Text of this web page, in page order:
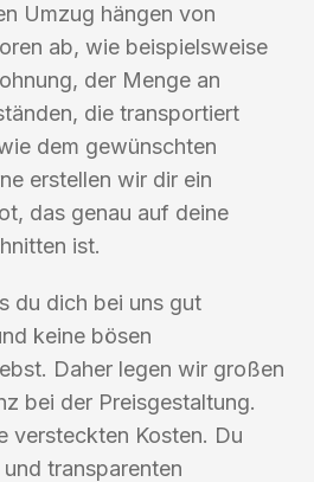
Umzug hängen von
ab, wie beispielsweise
der Menge an
die transportiert
dem gewünschten
erstellen wir dir ein
das genau auf deine
ist.
du dich bei uns gut
keine bösen
Daher legen wir großen
bei der Preisgestaltung.
versteckten Kosten. Du
transparenten